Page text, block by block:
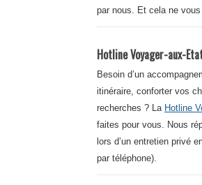
par nous. Et cela ne
Hotline Voyager-aux-
Besoin d’un
itinéraire, conforter vos
recherches ? La Hotline
faites pour vous. Nous
lors d’un entretien privé
par téléphone).